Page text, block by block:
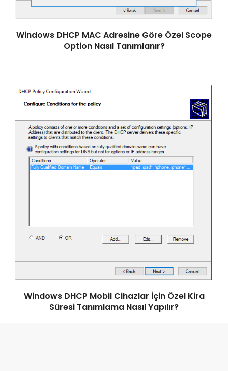
Windows DHCP MAC Adresine Göre Özel Scope
Option Nasıl Tanımlanır?
Windows DHCP Mobil Cihazlar İçin Özel Kira
Süresi Tanımlama Nasıl Yapılır?